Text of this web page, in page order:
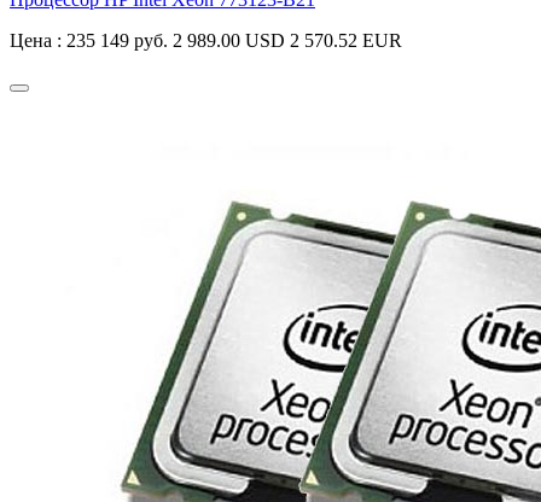
Цена : 235 149 руб. 2 989.00 USD 2 570.52 EUR